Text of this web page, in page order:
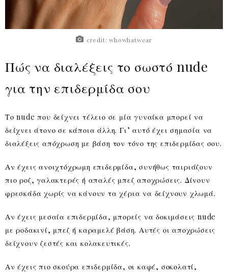
credit: whowhatwear
Πώς να διαλέξεις το σωστό nude
για την επιδερμίδα σου
Το nude που δείχνει τέλειο σε μία γυναίκα μπορεί να
δείχνει άτονο σε κάποια άλλη. Γι’ αυτό έχει σημασία να
διαλέξεις απόχρωση με βάση τον τόνο της επιδερμίδας σου.
Αν έχεις ανοιχτόχρωμη επιδερμίδα, συνήθως ταιριάζουν
πιο ροζ, γαλακτερές ή απαλές μπεζ αποχρώσεις. Δίνουν
φρεσκάδα χωρίς να κάνουν τα χέρια να δείχνουν χλωμά.
Αν έχεις μεσαία επιδερμίδα, μπορείς να δοκιμάσεις nude
με ροδακινί, μπεζ ή καραμελέ βάση. Αυτές οι αποχρώσεις
δείχνουν ζεστές και κολακευτικές.
Αν έχεις πιο σκούρα επιδερμίδα, οι καφέ, σοκολατί,